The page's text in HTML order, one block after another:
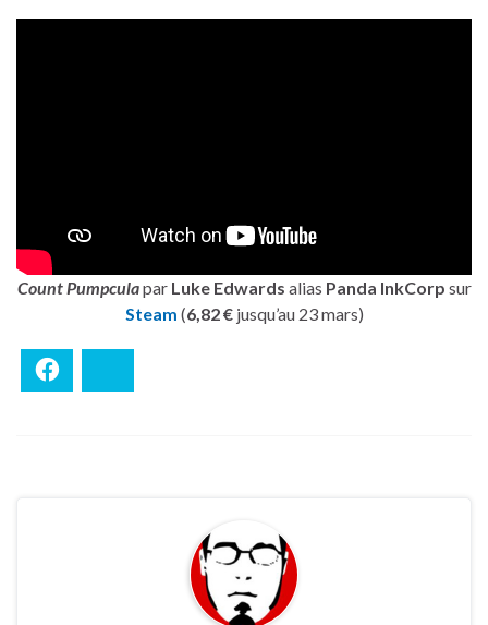
Count Pumpculapar Luke Edwards alias Panda InkCorp sur
Steam (6,82 €jusqu’au 23 mars)